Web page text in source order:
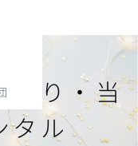
撮り・当
タル